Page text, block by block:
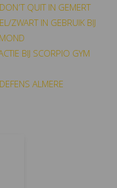
QUIT IN GEMERT
ZWART IN GEBRUIK BIJ
BIJ SCORPIO GYM
ALMERE